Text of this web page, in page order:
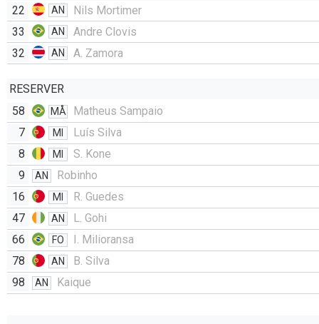
22
AN
Nils Mortimer
33
AN
Andre Clovis
32
AN A. Zamora
RESERVER
58
MÅ
Matheus Sampaio
7
MI
Luís Silva
8
MI
S. Kone
9
AN
Robinho
16
MI
R. Guedes
47
AN
L. Gohi
66
FO
I. Milioransa
78
AN
B. Silva
98
AN Kaique